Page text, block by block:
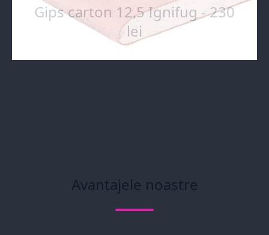
Gips carton 12,5 Ignifug - 230
lei
Avantajele noastre